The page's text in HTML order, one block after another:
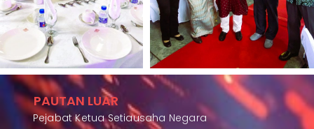
PAUTAN LUAR
Pejabat Ketua Setiausaha Negara